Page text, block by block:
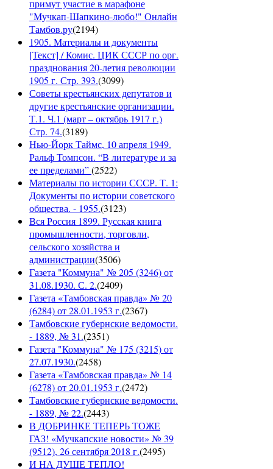
примут участие в марафоне
"Мучкап-Шапкино-любо!" Онлайн
Тамбов.ру(2194)
1905. Материалы и документы
[Текст] / Комис. ЦИК СССР по орг.
празднования 20-летия революции
1905 г. Стр. 393.(3099)
Советы крестьянских депутатов и
другие крестьянские организации.
Т.1. Ч.1 (март – октябрь 1917 г.)
Стр. 74.(3189)
Нью-Йорк Таймс, 10 апреля 1949.
Ральф Томпсон. “В литературе и за
ее пределами”(2522)
Материалы по истории СССР. Т. 1:
Документы по истории советского
общества. - 1955.(3123)
Вся Россия 1899. Русская книга
промышленности, торговли,
сельского хозяйства и
администрации(3506)
Газета "Коммуна" № 205 (3246) от
31.08.1930. С. 2.(2409)
Газета «Тамбовская правда» № 20
(6284) от 28.01.1953 г.(2367)
Тамбовские губернские ведомости.
- 1889, № 31.(2351)
Газета "Коммуна" № 175 (3215) от
27.07.1930.(2458)
Газета «Тамбовская правда» № 14
(6278) от 20.01.1953 г.(2472)
Тамбовские губернские ведомости.
- 1889, № 22.(2443)
В ДОБРИНКЕ ТЕПЕРЬ ТОЖЕ
ГАЗ! «Мучкапские новости» № 39
(9512), 26 сентября 2018 г.(2495)
И НА ДУШЕ ТЕПЛО!